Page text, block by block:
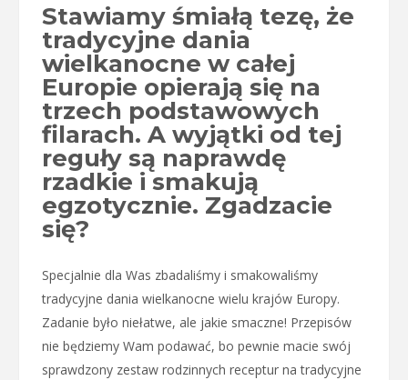
Stawiamy śmiałą tezę, że
tradycyjne dania
wielkanocne w całej
Europie opierają się na
trzech podstawowych
filarach. A wyjątki od tej
reguły są naprawdę
rzadkie i smakują
egzotycznie. Zgadzacie
się?
Specjalnie dla Was zbadaliśmy i smakowaliśmy
tradycyjne dania wielkanocne wielu krajów Europy.
Zadanie było niełatwe, ale jakie smaczne! Przepisów
nie będziemy Wam podawać, bo pewnie macie swój
sprawdzony zestaw rodzinnych receptur na tradycyjne